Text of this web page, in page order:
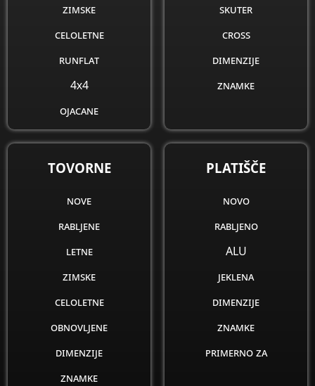
zimske
celoletne
runflat
4x4
ojacane
obnovljene
dimenzije
skuter
cross
dimenzije
znamke
TOVORNE
nove
rabljene
letne
zimske
celoletne
obnovljene
dimenzije
znamke
PLATIŠČE
novo
rabljeno
ALU
jeklena
dimenzije
znamke
primerno za